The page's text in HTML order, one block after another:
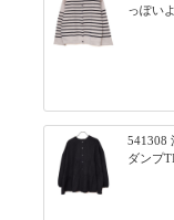
っぽい
プルオ
フベー
ー／レ
541308
ダンプ